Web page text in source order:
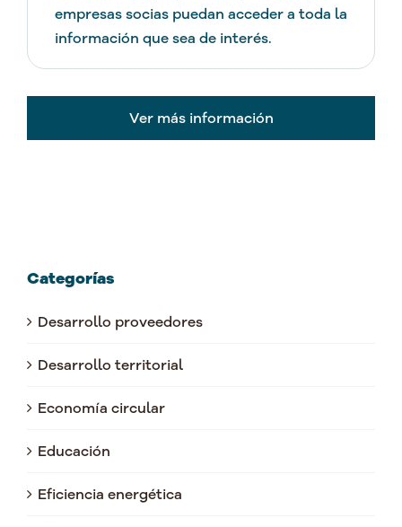
empresas socias puedan acceder a toda la
información que sea de interés.
Ver más información
Categorías
Desarrollo proveedores
Desarrollo territorial
Economía circular
Educación
Eficiencia energética